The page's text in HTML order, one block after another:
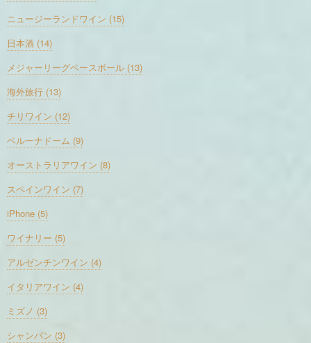
ニュージーランドワイン (15)
日本酒 (14)
メジャーリーグベースボール (13)
海外旅行 (13)
チリワイン (12)
ベルーナドーム (9)
オーストラリアワイン (8)
スペインワイン (7)
iPhone (5)
ワイナリー (5)
アルゼンチンワイン (4)
イタリアワイン (4)
ミズノ (3)
シャンパン (3)